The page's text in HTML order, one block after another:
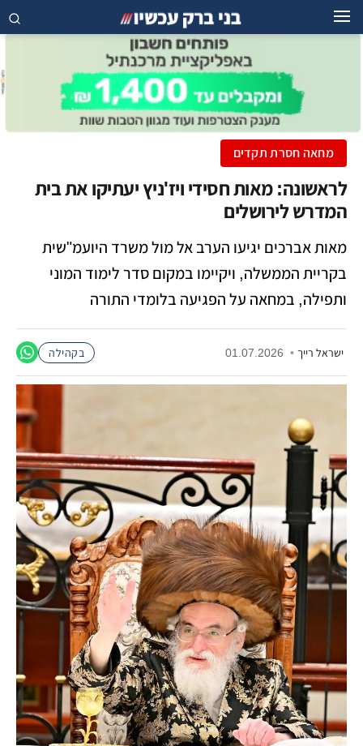
מחאה חסרת תקדים
לראשונה: מאות חסידי ויז'ניץ יעתיקו את בית
המדרש לירושלים
מאות אברכים יגיעו הערב אל מול משרד היועמ"שית
בקריית הממשלה, ויקיימו במקום סדר לימוד המוני
ותפילה, במחאה על הפגיעה בלומדי התורה
ישראל רייך •
01.07.2026 בקהילה